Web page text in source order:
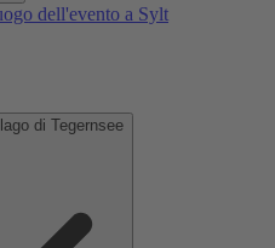
dell'evento a Sylt
di Tegernsee